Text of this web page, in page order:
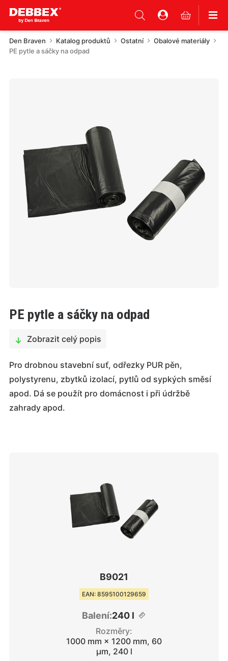
Den Braven Katalog produktů Ostatní
Obalové materiály
PE pytle a sáčky na odpad
PE pytle a sáčky na odpad
Zobrazit celý popis
Pro drobnou stavební suť, odřezky PUR pěn,
polystyrenu, zbytků izolací, pytlů od sypkých směsí
apod. Dá se použít pro domácnost i při údržbě
zahrady apod.
B9021
EAN: 8595100129659
Balení:240 l
Rozměry:
1000 mm × 1200 mm, 60
μm, 240 l